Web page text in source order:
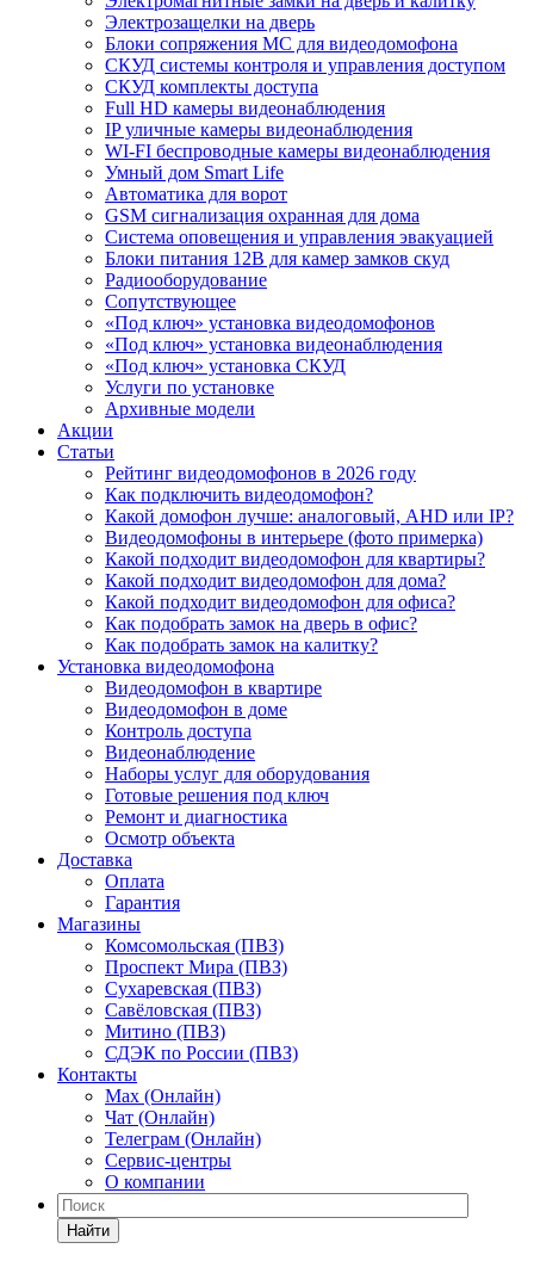
Электрозащелки на дверь
Блоки сопряжения МС для видеодомофона
СКУД системы контроля и управления доступом
СКУД комплекты доступа
Full HD камеры видеонаблюдения
IP уличные камеры видеонаблюдения
WI-FI беспроводные камеры видеонаблюдения
Умный дом Smart Life
Автоматика для ворот
GSM сигнализация охранная для дома
Cистема оповещения и управления эвакуацией
Блоки питания 12В для камер замков скуд
Радиооборудование
Сопутствующее
«Под ключ» установка видеодомофонов
«Под ключ» установка видеонаблюдения
«Под ключ» установка СКУД
Услуги по установке
Архивные модели
Акции
Статьи
Рейтинг видеодомофонов в 2026 году
Как подключить видеодомофон?
Какой домофон лучше: аналоговый, AHD или IP?
Видеодомофоны в интерьере (фото примерка)
Какой подходит видеодомофон для квартиры?
Какой подходит видеодомофон для дома?
Какой подходит видеодомофон для офиса?
Как подобрать замок на дверь в офис?
Как подобрать замок на калитку?
Установка видеодомофона
Видеодомофон в квартире
Видеодомофон в доме
Контроль доступа
Видеонаблюдение
Наборы услуг для оборудования
Готовые решения под ключ
Ремонт и диагностика
Осмотр объекта
Доставка
Оплата
Гарантия
Магазины
Комсомольская (ПВЗ)
Проспект Мира (ПВЗ)
Сухаревская (ПВЗ)
Савёловская (ПВЗ)
Митино (ПВЗ)
СДЭК по России (ПВЗ)
Контакты
Max (Онлайн)
Чат (Онлайн)
Телеграм (Онлайн)
Сервис-центры
О компании
Найти